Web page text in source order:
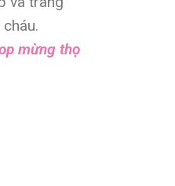
mừng thọ